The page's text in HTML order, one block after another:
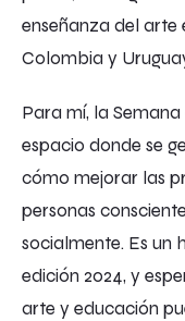
enseñanza del arte
Colombia y
Para mí, la
espacio donde se
cómo mejorar las
personas
socialmente. Es un
edición 2024, y
arte y educación